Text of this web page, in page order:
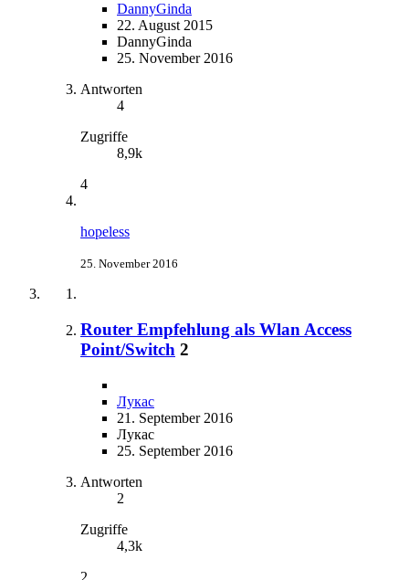
DannyGinda
22. August 2015
DannyGinda
25. November 2016
Antworten
4
Zugriffe
8,9k
4
hopeless
25. November 2016
Router Empfehlung als Wlan Access
Point/Switch 2
Лукас
21. September 2016
Лукас
25. September 2016
Antworten
2
Zugriffe
4,3k
2